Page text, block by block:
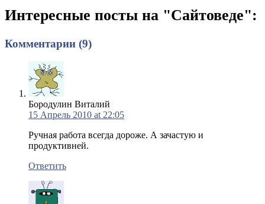
Интересные посты на "Сайтоведе":
Комментарии (9)
Бородулин Виталий
15 Апрель 2010 at 22:05
Ручная работа всегда дороже. А зачастую и
продуктивней.
Ответить